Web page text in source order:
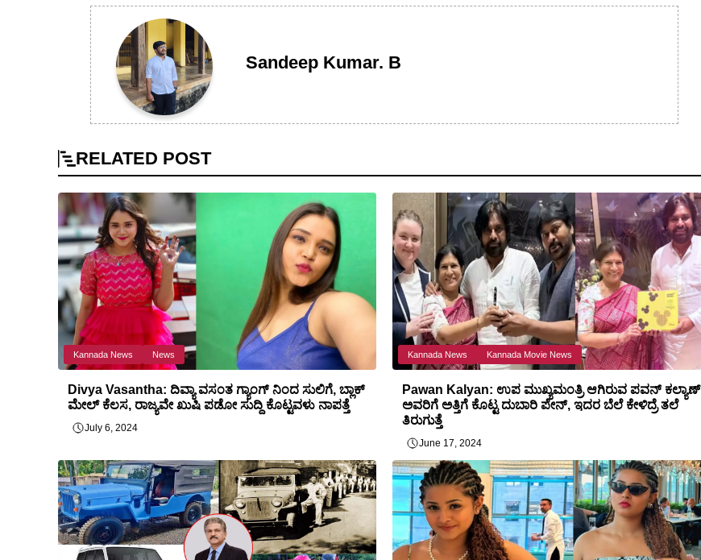
Sandeep Kumar. B
RELATED POST
Kannada News News
Divya Vasantha: ದಿವ್ಯಾ ವಸಂತ ಗ್ಯಾಂಗ್ ನಿಂದ ಸುಲಿಗೆ, ಬ್ಲಾಕ್
ಮೇಲ್ ಕೆಲಸ, ರಾಜ್ಯವೇ ಖುಷಿ ಪಡೋ ಸುದ್ದಿ ಕೊಟ್ಟವಳು ನಾಪತ್ತೆ
July 6, 2024
Kannada News Kannada Movie News
Pawan Kalyan: ಉಪ ಮುಖ್ಯಮಂತ್ರಿ ಆಗಿರುವ ಪವನ್ ಕಲ್ಯಾಣ್
ಅವರಿಗೆ ಅತ್ತಿಗೆ ಕೊಟ್ಟ ದುಬಾರಿ ಪೇನ್, ಇದರ ಬೆಲೆ ಕೇಳಿದ್ರೆ ತಲೆ
ತಿರುಗುತ್ತೆ
June 17, 2024